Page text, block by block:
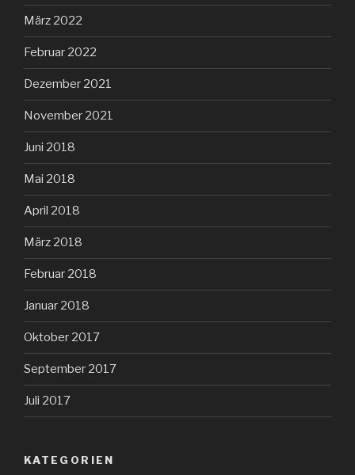
März 2022
Februar 2022
Dezember 2021
November 2021
Juni 2018
Mai 2018
April 2018
März 2018
Februar 2018
Januar 2018
Oktober 2017
September 2017
Juli 2017
KATEGORIEN